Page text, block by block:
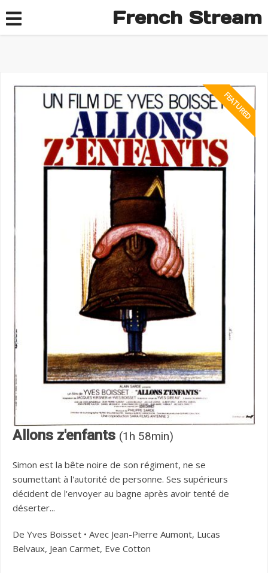
French Stream
Allons z'enfants (1h 58min)
Simon est la bête noire de son régiment, ne se
soumettant à l'autorité de personne. Ses supérieurs
décident de l'envoyer au bagne après avoir tenté de
déserter...
De Yves Boisset • Avec Jean-Pierre Aumont, Lucas
Belvaux, Jean Carmet, Eve Cotton